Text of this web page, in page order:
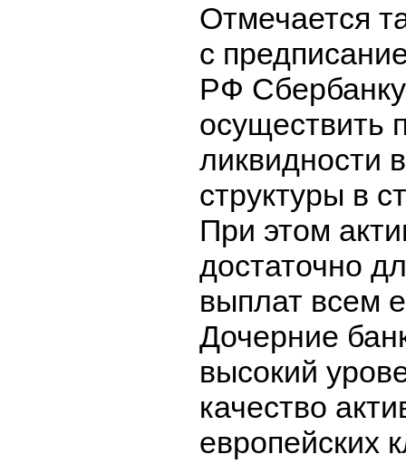
Отмечается
с
РФ
осуществить
ликвидности
структуры в
При этом
достаточно
выплат всем
Дочерние
высокий
качество
европейских